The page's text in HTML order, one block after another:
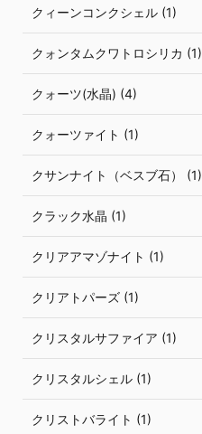
クィーンコンクシェル (1)
クォンタムクワトロシリカ (1)
クォーツ(水晶) (4)
クォーツァイト (1)
クサンナイト（ベスブ石） (1)
クラック水晶 (1)
クリアアマゾナイト (1)
クリアトパーズ (1)
クリスタルサファイア (1)
クリスタルシェル (1)
クリストバライト (1)